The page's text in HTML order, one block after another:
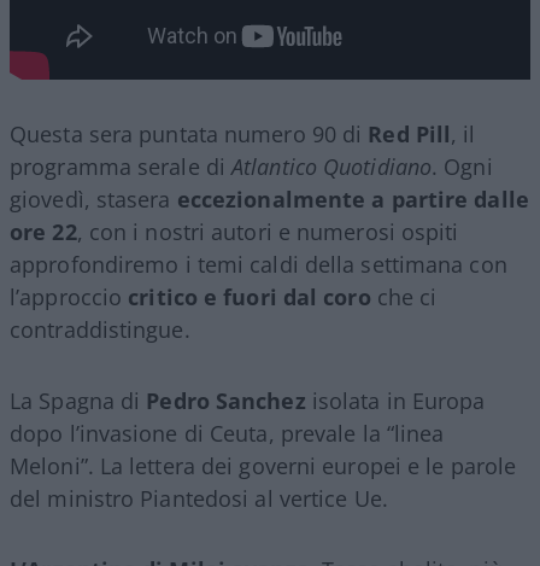
Questa sera puntata numero 90 di Red Pill, il
programma serale diAtlantico Quotidiano. Ogni
giovedì, stasera eccezionalmente a partire dalle
ore 22, con i nostri autori e numerosi ospiti
approfondiremo i temi caldi della settimana con
l’approccio critico e fuori dal coro che ci
contraddistingue.
La Spagna di Pedro Sanchez isolata in Europa
dopo l’invasione di Ceuta, prevale la “linea
Meloni”. La lettera dei governi europei e le parole
del ministro Piantedosi al vertice Ue.